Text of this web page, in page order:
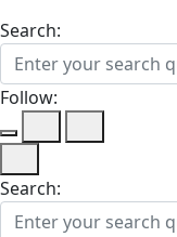
Search:
Follow:
Search: